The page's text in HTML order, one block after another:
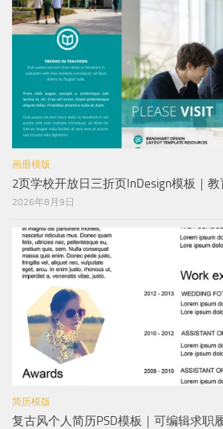
画册模版
2页学校开放日三折页InDesign模板｜
2026年8月9日
简历模版
复古风个人简历PSD模板｜可编辑求职